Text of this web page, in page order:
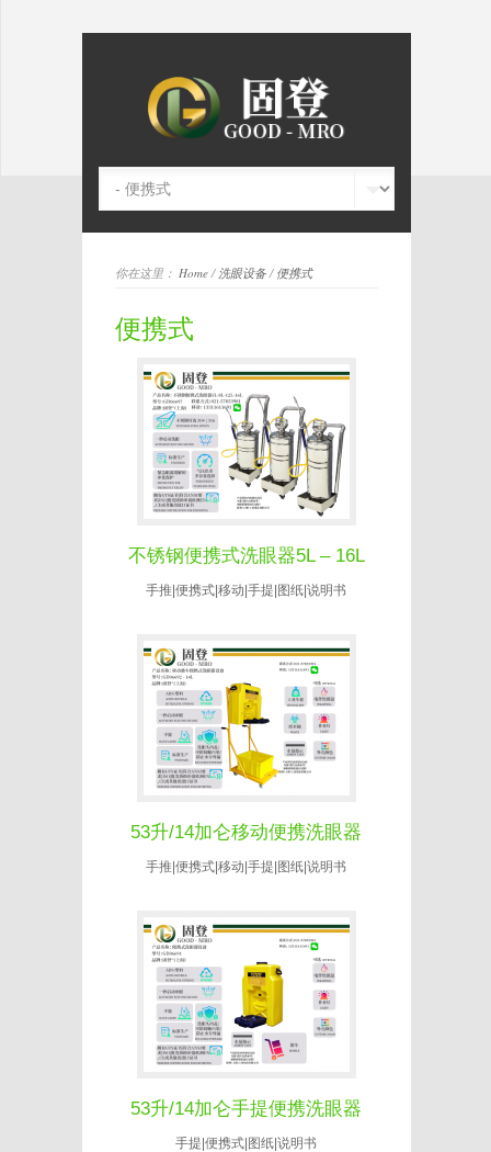
你在这里： Home/ 洗眼设备/ 便携式
便携式
不锈钢便携式洗眼器5L – 16L
手推|便携式|移动|手提|图纸|说明书
53升/14加仑移动便携洗眼器
手推|便携式|移动|手提|图纸|说明书
53升/14加仑手提便携洗眼器
手提|便携式|图纸|说明书